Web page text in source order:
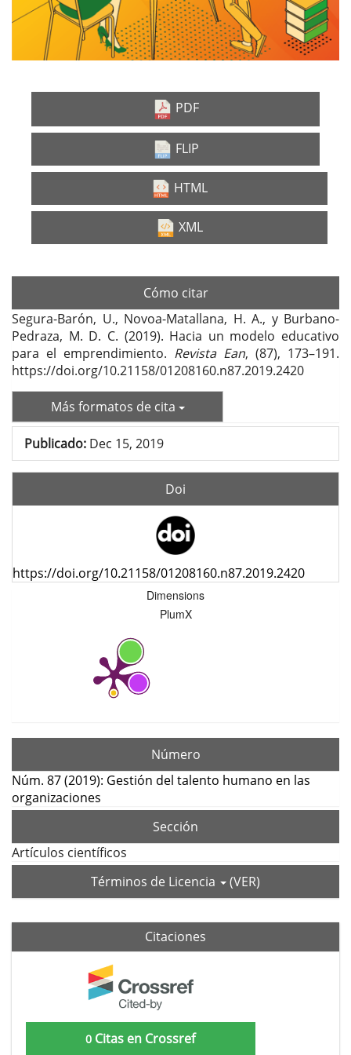
PDF
FLIP
HTML
XML
Cómo citar
Segura-Barón, U., Novoa-Matallana, H. A., y Burbano-
Pedraza, M. D. C. (2019). Hacia un modelo educativo
para el emprendimiento. Revista Ean, (87), 173–191.
https://doi.org/10.21158/01208160.n87.2019.2420
Más formatos de cita
Publicado: Dec 15, 2019
Doi
https://doi.org/10.21158/01208160.n87.2019.2420
Dimensions
PlumX
Número
Núm. 87 (2019): Gestión del talento humano en las
organizaciones
Sección
Artículos científicos
Términos de Licencia
(VER)
Citaciones
0 Citas en Crossref